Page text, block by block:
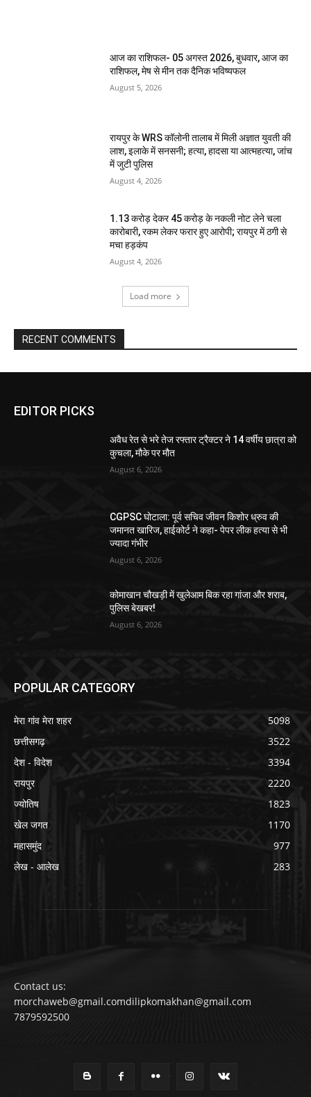
आज का राशिफल- 05 अगस्त 2026, बुधवार, आज का
राशिफल, मेष से मीन तक दैनिक भविष्यफल
August 5, 2026
रायपुर के WRS कॉलोनी तालाब में मिली अज्ञात युवती की
लाश, इलाके में सनसनी; हत्या, हादसा या आत्महत्या, जांच
में जुटी पुलिस
August 4, 2026
1.13 करोड़ देकर 45 करोड़ के नकली नोट लेने चला
कारोबारी, रकम लेकर फरार हुए आरोपी; रायपुर में ठगी से
मचा हड़कंप
August 4, 2026
Load more
RECENT COMMENTS
EDITOR PICKS
अवैध रेत से भरे तेज रफ्तार ट्रैक्टर ने 14 वर्षीय छात्रा को
कुचला, मौके पर मौत
August 6, 2026
CGPSC घोटाला: पूर्व सचिव जीवन किशोर ध्रुव की
जमानत खारिज, हाईकोर्ट ने कहा- पेपर लीक हत्या से भी
ज्यादा गंभीर
August 6, 2026
कोमाखान चौखड़ी में खुलेआम बिक रहा गांजा और शराब,
पुलिस बेखबर!
August 6, 2026
POPULAR CATEGORY
मेरा गांव मेरा शहर
5098
छत्तीसगढ़
3522
देश - विदेश
3394
रायपुर
2220
ज्योतिष
1823
खेल जगत
1170
महासमुंद
977
लेख - आलेख
283
Contact us:
morchaweb@gmail.comdilipkomakhan@gmail.com
7879592500